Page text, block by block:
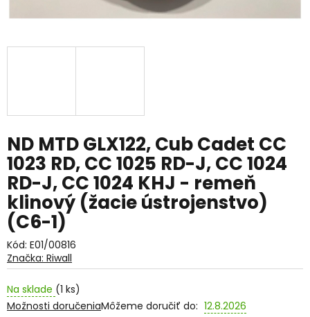
ND MTD GLX122, Cub Cadet CC
1023 RD, CC 1025 RD-J, CC 1024
RD-J, CC 1024 KHJ - remeň
klinový (žacie ústrojenstvo)
(C6-1)
Kód: E01/00816
Na sklade (1 ks)
Môžeme doručiť do: 12.8.2026
Možnosti doručenia
Značka: Riwall